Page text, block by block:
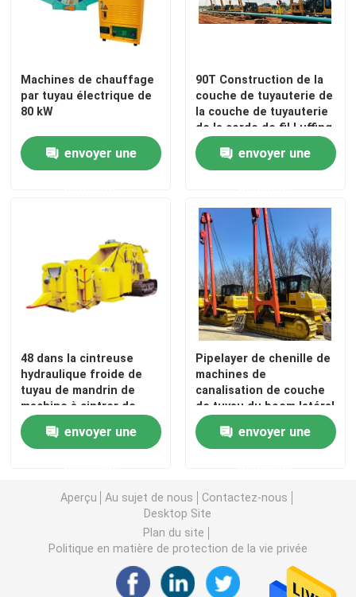
Contrôle de qualité
Contactez-nous
Soudeuse de salaire
Machine à cintrer de tuyau de mandrin
Transporteur de chenille
Chargeur dépisté
Appareils de manutention de tuyau
Machine de chauffage de tuyau
Machines de chauffage
par tuyau électrique de
80 kW
envoyer une
90T Construction de la
couche de tuyauterie de
la couche de tuyauterie
de la corde de fil Luffing
du pétrole et du gaz
envoyer une
48 dans la cintreuse
hydraulique froide de
tuyau de mandrin de
machine à cintrer de
tuyau de mandrin
envoyer une
Pipelayer de chenille de
machines de
canalisation de couche
de tuyau du boom latéral
90T
envoyer une
Aperçu Au sujet de nous
Contactez-nous
Desktop Site
Plan du site
Politique en matière de protection de la vie privée